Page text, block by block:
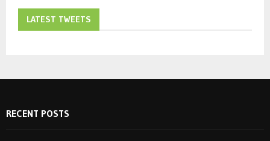
LATEST TWEETS
RECENT POSTS